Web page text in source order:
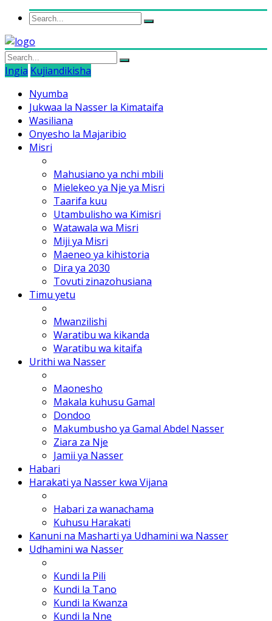
Ingia Kujiandikisha
Nyumba
Jukwaa la Nasser la Kimataifa
Wasiliana
Onyesho la Majaribio
Misri
Mahusiano ya nchi mbili
Mielekeo ya Nje ya Misri
Taarifa kuu
Utambulisho wa Kimisri
Watawala wa Misri
Miji ya Misri
Maeneo ya kihistoria
Dira ya 2030
Tovuti zinazohusiana
Timu yetu
Mwanzilishi
Waratibu wa kikanda
Waratibu wa kitaifa
Urithi wa Nasser
Maonesho
Makala kuhusu Gamal
Dondoo
Makumbusho ya Gamal Abdel Nasser
Ziara za Nje
Jamii ya Nasser
Habari
Harakati ya Nasser kwa Vijana
Habari za wanachama
Kuhusu Harakati
Kanuni na Masharti ya Udhamini wa Nasser
Udhamini wa Nasser
Kundi la Pili
Kundi la Tano
Kundi la Kwanza
Kundi la Nne